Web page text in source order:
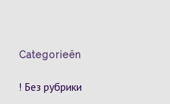
Categorieën
! Без рубрики